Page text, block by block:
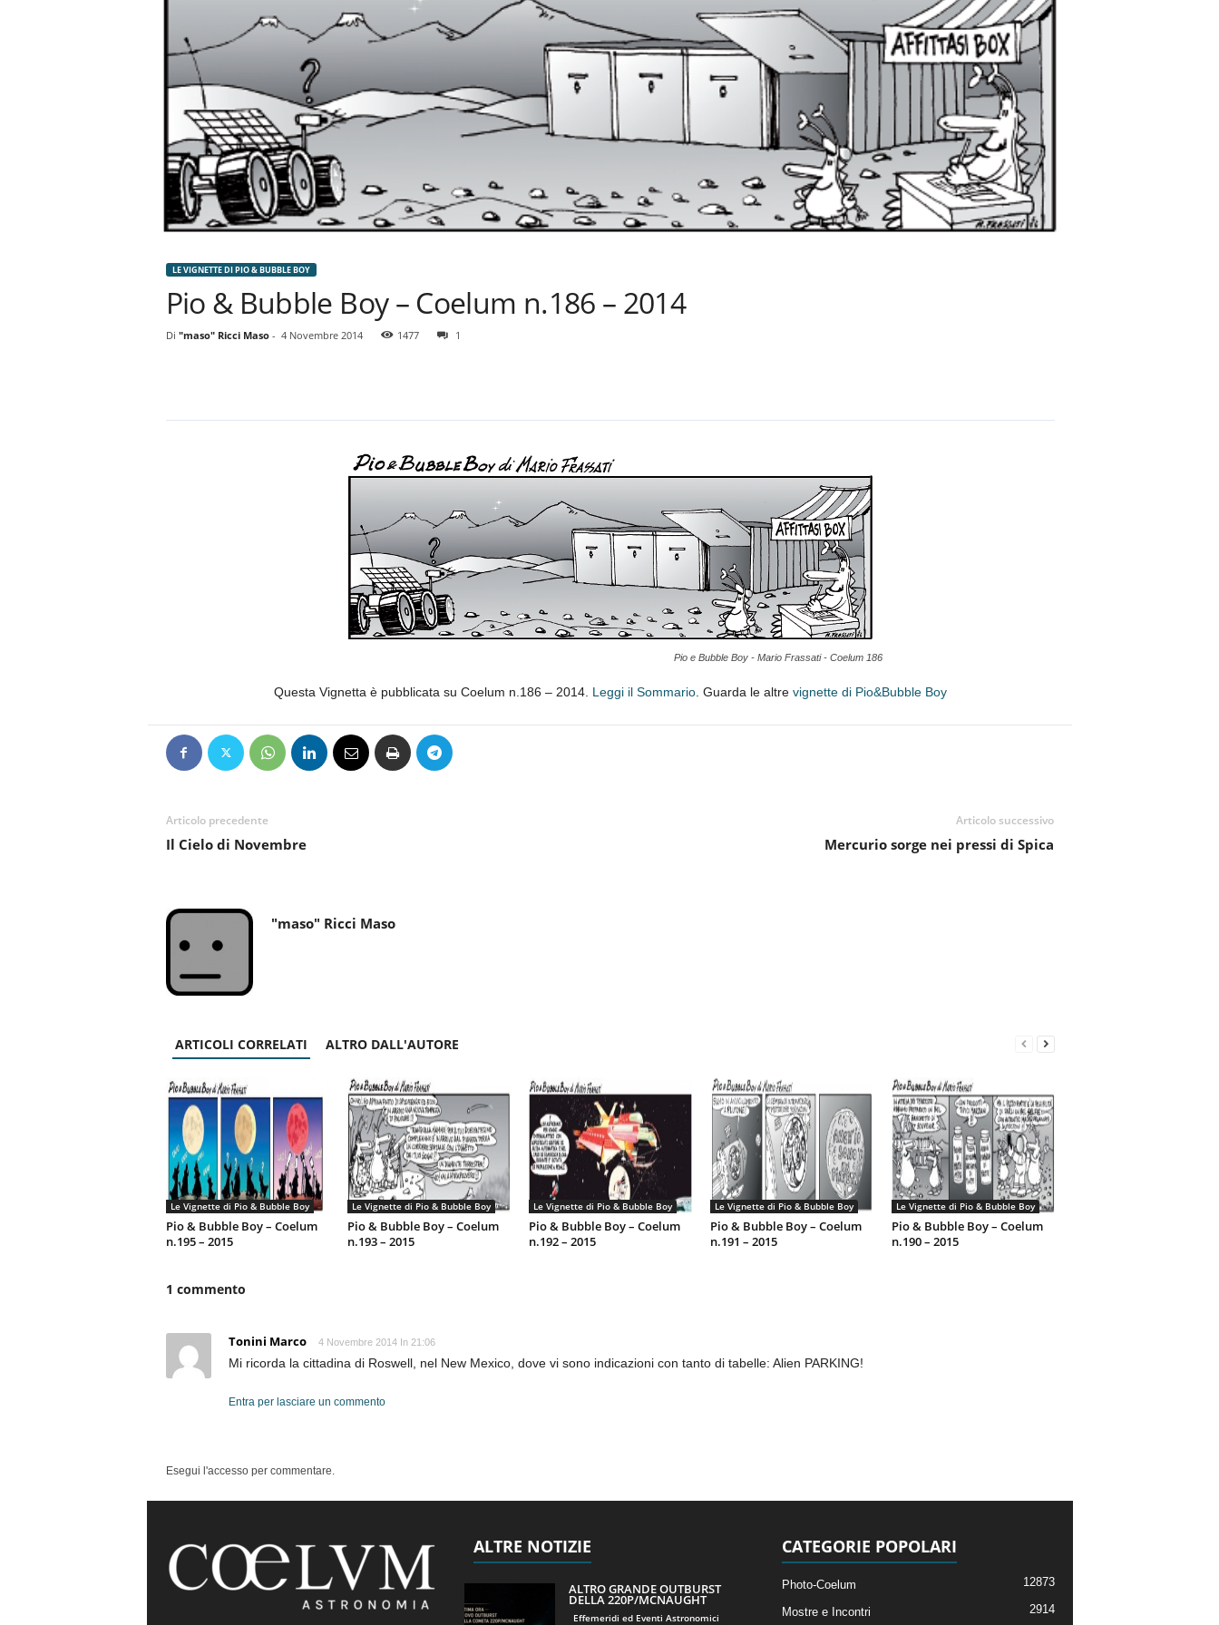
LE VIGNETTE DI PIO & BUBBLE BOY
Pio & Bubble Boy – Coelum n.186 – 2014
Di "maso" Ricci Maso- 4 Novembre 2014 1477 1
Pio e Bubble Boy - Mario Frassati - Coelum 186
Questa Vignetta è pubblicata su Coelum n.186 – 2014. Leggi il Sommario. Guarda le altre vignette di Pio&Bubble Boy
Articolo precedente
Il Cielo di Novembre
Articolo successivo
Mercurio sorge nei pressi di Spica
"maso" Ricci Maso
ARTICOLI CORRELATI ALTRO DALL'AUTORE
Le Vignette di Pio & Bubble Boy
Pio & Bubble Boy – Coelum
n.195 – 2015
Le Vignette di Pio & Bubble Boy
Pio & Bubble Boy – Coelum
n.193 – 2015
Le Vignette di Pio & Bubble Boy
Pio & Bubble Boy – Coelum
n.192 – 2015
Le Vignette di Pio & Bubble Boy
Pio & Bubble Boy – Coelum
n.191 – 2015
Le Vignette di Pio & Bubble Boy
Pio & Bubble Boy – Coelum
n.190 – 2015
1 commento
Tonini Marco 4 Novembre 2014 In 21:06
Mi ricorda la cittadina di Roswell, nel New Mexico, dove vi sono indicazioni con tanto di tabelle: Alien PARKING!
Entra per lasciare un commento
Esegui l'accesso per commentare.
ALTRE NOTIZIE
ALTRO GRANDE OUTBURST
DELLA 220P/MCNAUGHT
Effemeridi ed Eventi Astronomici
CATEGORIE POPOLARI
Photo-Coelum 12873
Mostre e Incontri 2914